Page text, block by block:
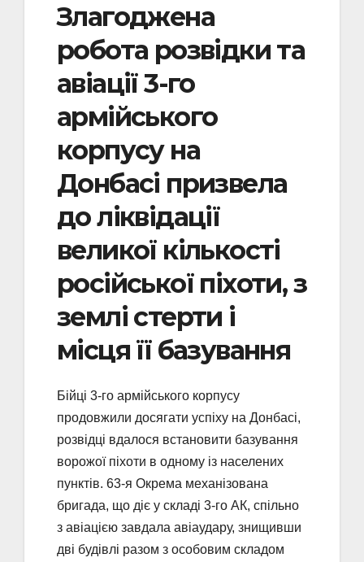
Злагоджена
робота розвідки та
авіації 3-го
армійського
корпусу на
Донбасі призвела
до ліквідації
великої кількості
російської піхоти, з
землі стерти і
місця її базування
Бійці 3-го армійського корпусу
продовжили досягати успіху на Донбасі,
розвідці вдалося встановити базування
ворожої піхоти в одному із населених
пунктів. 63-я Окрема механізована
бригада, що діє у складі 3-го АК, спільно
з авіацією завдала авіаудару, знищивши
дві будівлі разом з особовим складом